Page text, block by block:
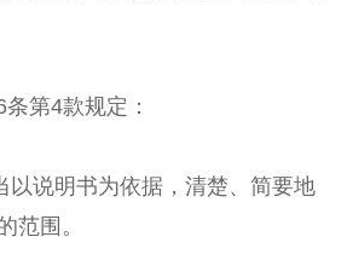
第4款规定：
说明书为依据，清楚、简要地
范围。